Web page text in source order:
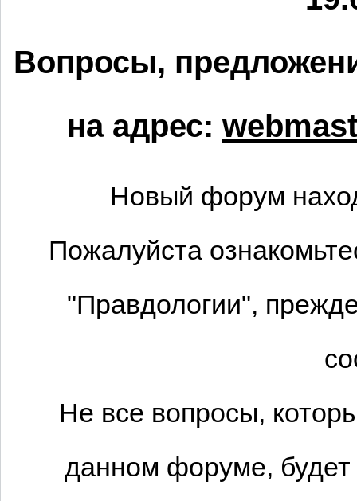
Вопросы,
на адрес:
Новый форум
Пожалуйста
"Правдологии",
Не все вопросы,
данном форуме,